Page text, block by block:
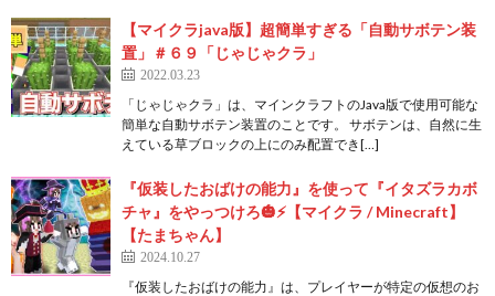
【マイクラjava版】超簡単すぎる「自動サボテン装
置」＃６９「じゃじゃクラ」
2022.03.23
「じゃじゃクラ」は、マインクラフトのJava版で使用可能な
簡単な自動サボテン装置のことです。 サボテンは、自然に生
えている草ブロックの上にのみ配置でき[…]
『仮装したおばけの能力』を使って『イタズラカボ
チャ』をやっつけろ🎃⚡【マイクラ / Minecraft】
【たまちゃん】
2024.10.27
『仮装したおばけの能力』は、プレイヤーが特定の仮想のお